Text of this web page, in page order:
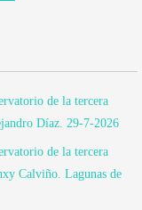
de la tercera
Díaz. 29-7-2026
de la tercera
Calviño. Lagunas de